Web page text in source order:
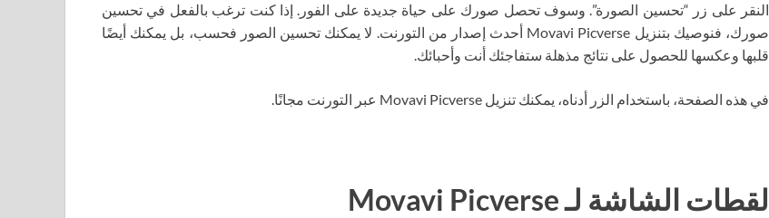
النقر على زر “تحسين الصورة”. وسوف تحصل صورك على حياة جديدة على الفور. إذا كنت ترغب بالفعل في تحسين
صورك، فنوصيك بتنزيل Movavi Picverse أحدث إصدار من التورنت. لا يمكنك تحسين الصور فحسب، بل يمكنك أيضًا
قلبها وعكسها للحصول على نتائج مذهلة ستفاجئك أنت وأحبائك.
في هذه الصفحة، باستخدام الزر أدناه، يمكنك تنزيل Movavi Picverse عبر التورنت مجانًا.
لقطات الشاشة لـ Movavi Picverse